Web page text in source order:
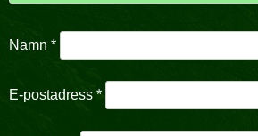
Namn *
E-postadress *